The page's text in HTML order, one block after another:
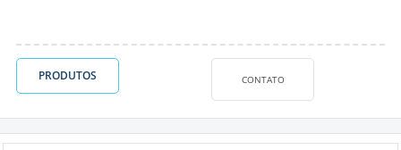
PRODUTOS CONTATO